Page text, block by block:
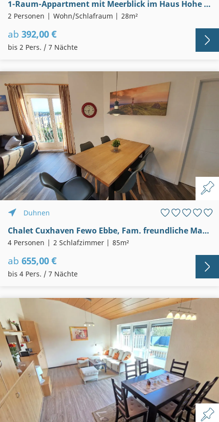
1-Raum-Appartment mit Meerblick im Haus Hohe Worth, Whg. 403
2 Personen Wohn/Schlafraum 28m²
ab 392,00 €
bis 2 Pers. / 7 Nächte
Duhnen
Chalet Cuxhaven Fewo Ebbe, Fam. freundliche Maisonette Wohnung
4 Personen 2 Schlafzimmer 85m²
ab 655,00 €
bis 4 Pers. / 7 Nächte